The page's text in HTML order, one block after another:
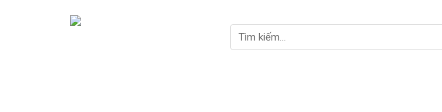
kiếm: